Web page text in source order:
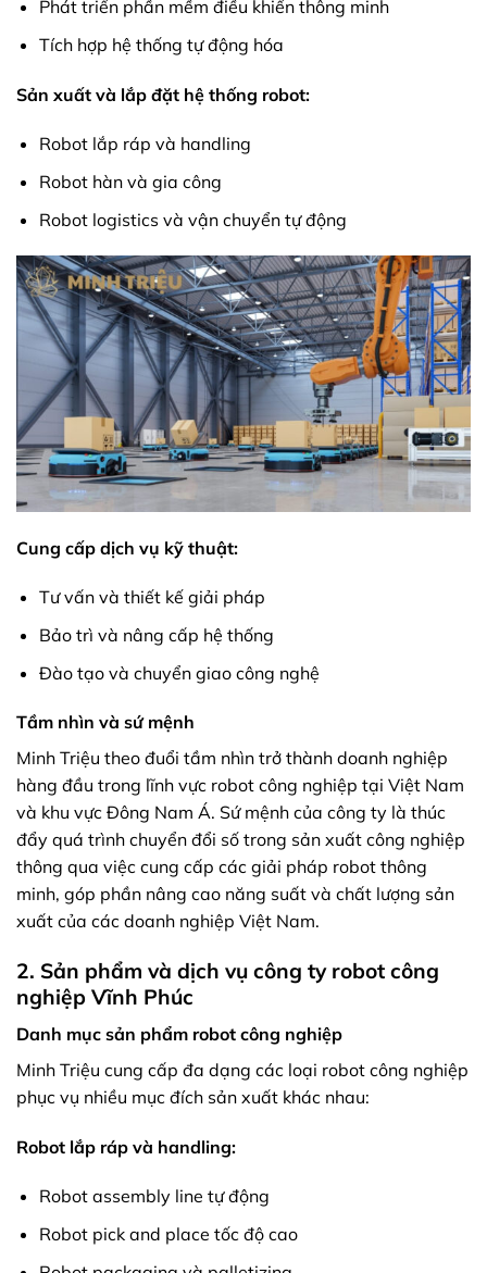
Phát triển phần mềm điều khiển thông minh
Tích hợp hệ thống tự động hóa
Sản xuất và lắp đặt hệ thống robot:
Robot lắp ráp và handling
Robot hàn và gia công
Robot logistics và vận chuyển tự động
Cung cấp dịch vụ kỹ thuật:
Tư vấn và thiết kế giải pháp
Bảo trì và nâng cấp hệ thống
Đào tạo và chuyển giao công nghệ
Tầm nhìn và sứ mệnh
Minh Triệu theo đuổi tầm nhìn trở thành doanh nghiệp
hàng đầu trong lĩnh vực robot công nghiệp tại Việt Nam
và khu vực Đông Nam Á. Sứ mệnh của công ty là thúc
đẩy quá trình chuyển đổi số trong sản xuất công nghiệp
thông qua việc cung cấp các giải pháp robot thông
minh, góp phần nâng cao năng suất và chất lượng sản
xuất của các doanh nghiệp Việt Nam.
2. Sản phẩm và dịch vụ công ty robot công
nghiệp Vĩnh Phúc
Danh mục sản phẩm robot công nghiệp
Minh Triệu cung cấp đa dạng các loại robot công nghiệp
phục vụ nhiều mục đích sản xuất khác nhau:
Robot lắp ráp và handling:
Robot assembly line tự động
Robot pick and place tốc độ cao